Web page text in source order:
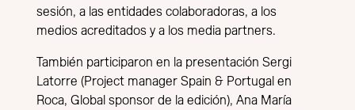
sesión, a las entidades colaboradoras, a los
medios acreditados y a los media partners.
También participaron en la presentación Sergi
Latorre (Project manager Spain & Portugal en
Roca, Global sponsor de la edición), Ana María